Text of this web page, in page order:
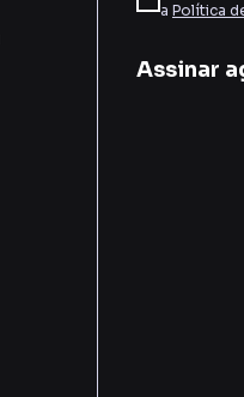
a Política
Assinar